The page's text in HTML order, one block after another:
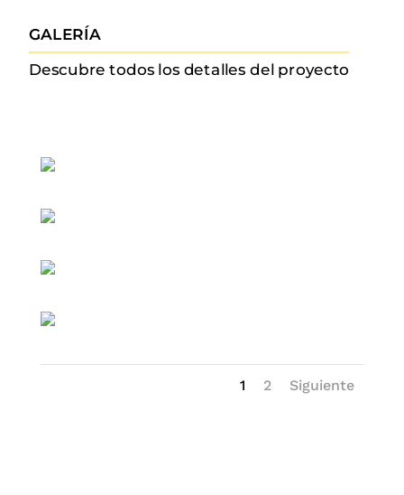
GALERÍA
Descubre todos los detalles del proyecto
1 2 Siguiente